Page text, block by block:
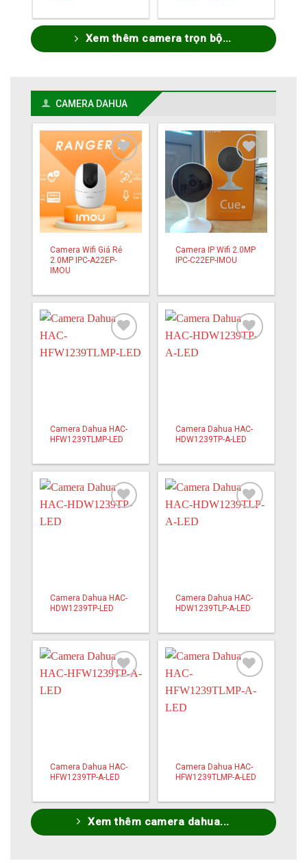
Xem thêm camera trọn bộ...
CAMERA DAHUA
Add to
wishlist
Camera Wifi Giá Rẻ
2.0MP IPC-A22EP-
IMOU
Add to
wishlist
Camera IP Wifi 2.0MP
IPC-C22EP-IMOU
Add to
Camera Dahua HAC-
HFW1239TLMP-LED
Camera Dahua HAC-
HDW1239TP-A-LED
Camera Dahua HAC-
HDW1239TP-LED
Camera Dahua HAC-
HDW1239TLP-A-LED
Camera Dahua HAC-
HFW1239TP-A-LED
Add to
Camera Dahua HAC-
HFW1239TLMP-A-LED
Xem thêm camera dahua...